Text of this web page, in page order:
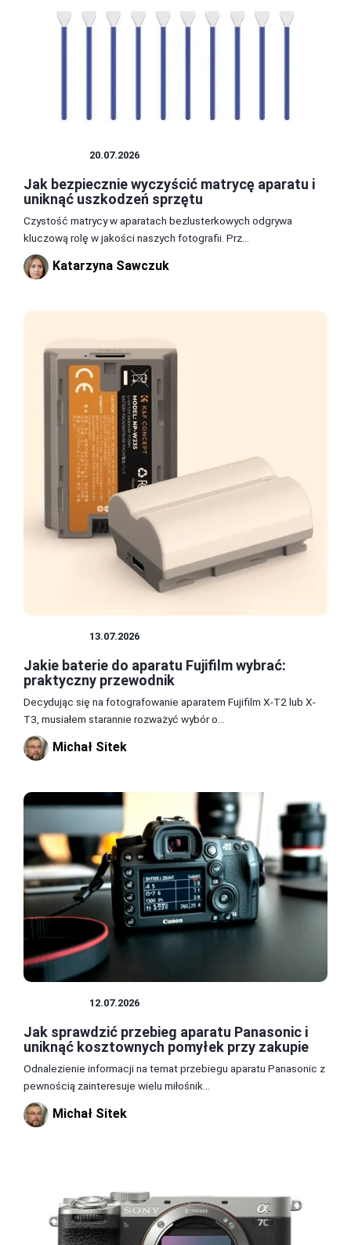
20.07.2026
Jak bezpiecznie wyczyścić matrycę aparatu i
uniknąć uszkodzeń sprzętu
Czystość matrycy w aparatach bezlusterkowych odgrywa
kluczową rolę w jakości naszych fotografii. Prz...
Katarzyna Sawczuk
13.07.2026
Jakie baterie do aparatu Fujifilm wybrać:
praktyczny przewodnik
Decydując się na fotografowanie aparatem Fujifilm X-T2 lub X-
T3, musiałem starannie rozważyć wybór o...
Michał Sitek
12.07.2026
Jak sprawdzić przebieg aparatu Panasonic i
uniknąć kosztownych pomyłek przy zakupie
Odnalezienie informacji na temat przebiegu aparatu Panasonic z
pewnością zainteresuje wielu miłośnik...
Michał Sitek